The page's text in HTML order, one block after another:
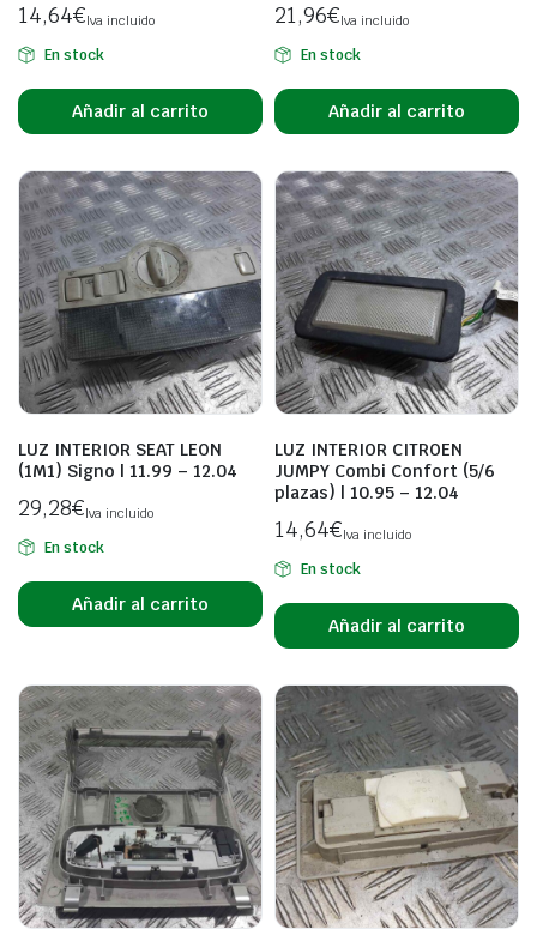
14,64€Iva incluido
En stock
Añadir al carrito
21,96€Iva incluido
En stock
Añadir al carrito
LUZ INTERIOR SEAT LEON
(1M1) Signo | 11.99 – 12.04
29,28€Iva incluido
En stock
Añadir al carrito
LUZ INTERIOR CITROEN
JUMPY Combi Confort (5/6
plazas) | 10.95 – 12.04
14,64€Iva incluido
En stock
Añadir al carrito